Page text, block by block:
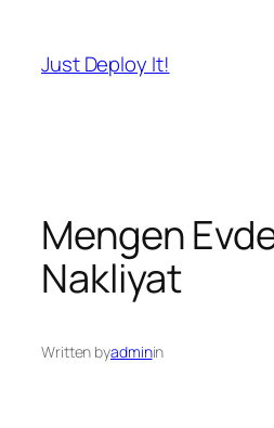
Just Deploy It!
Mengen
Nakliyat
Written byadminin